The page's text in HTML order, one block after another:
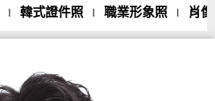
韓式證件照 職業形象照 肖